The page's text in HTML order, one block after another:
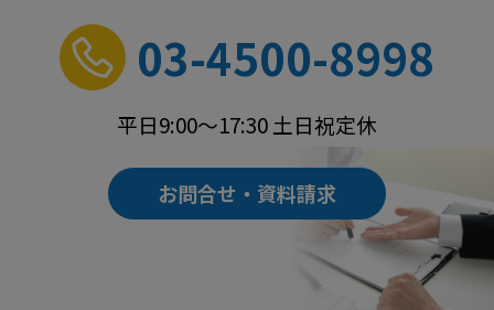
03-4500-8998
平日9:00～17:30 土日祝定休
お問合せ・資料請求